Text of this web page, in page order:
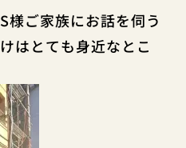
様ご家族にお話を伺う
はとても身近なとこ